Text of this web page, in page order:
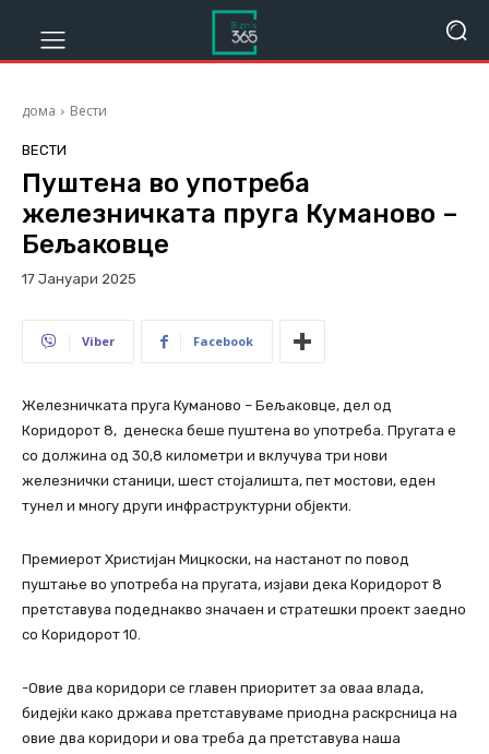
дома Вести
ВЕСТИ
Пуштена во употреба
железничката пруга Куманово –
Бељаковце
17 Јануари 2025
Viber Facebook
Железничката пруга Куманово – Бељаковце, дел од
Коридорот 8, денеска беше пуштена во употреба. Пругата е
со должина од 30,8 километри и вклучува три нови
железнички станици, шест стојалишта, пет мостови, еден
тунел и многу други инфраструктурни објекти.
Премиерот Христијан Мицкоски, на настанот по повод
пуштање во употреба на пругата, изјави дека Коридорот 8
претставува подеднакво значаен и стратешки проект заедно
со Коридорот 10.
-Овие два коридори се главен приоритет за оваа влада,
бидејќи како држава претставуваме приодна раскрсница на
овие два коридори и ова треба да претставува наша